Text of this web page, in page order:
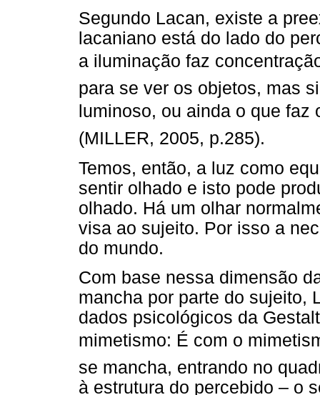
Segundo Lacan, existe a
lacaniano está do lado do
a iluminação faz
para se ver os objetos, mas
luminoso, ou ainda o que faz
(MILLER, 2005, p.285).
Temos, então, a luz como
sentir olhado e isto pode
olhado. Há um olhar
visa ao sujeito. Por isso a
do mundo.
Com base nessa dimensão
mancha por parte do sujeito,
dados psicológicos da
mimetismo: É com o
se mancha, entrando no
à estrutura do percebido – o